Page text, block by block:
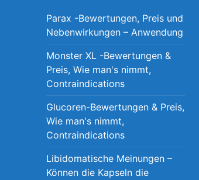
Parax -Bewertungen, Preis und
Nebenwirkungen – Anwendung
Monster XL -Bewertungen &
Preis, Wie man's nimmt,
Contraindications
Glucoren-Bewertungen & Preis,
Wie man's nimmt,
Contraindications
Libidomatische Meinungen –
Können die Kapseln die